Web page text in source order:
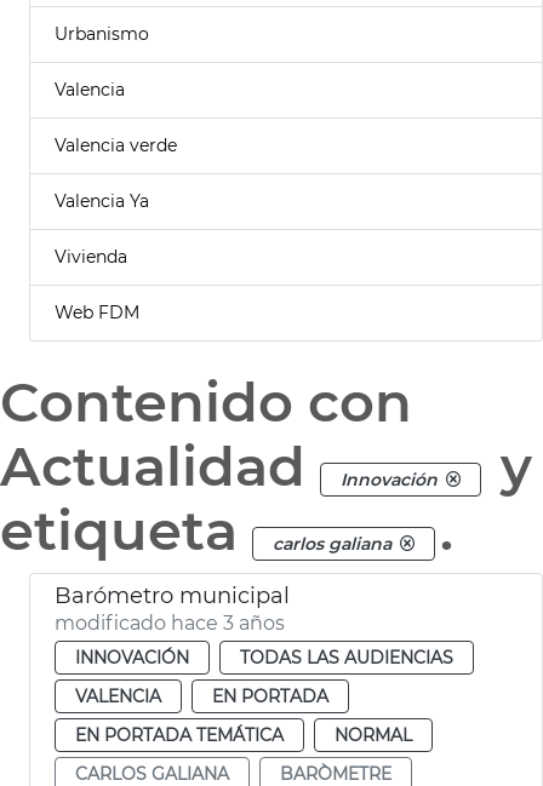
Urbanismo
Valencia
Valencia verde
Valencia Ya
Vivienda
Web FDM
Contenido con
Actualidad
Innovación
y
etiqueta
carlos galiana .
Barómetro municipal
modificado hace 3 años
INNOVACIÓN
TODAS LAS AUDIENCIAS
VALENCIA
EN PORTADA
EN PORTADA TEMÁTICA
NORMAL
CARLOS GALIANA
BARÒMETRE